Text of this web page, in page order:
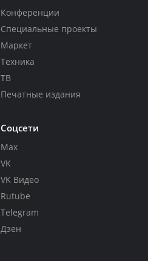
Конференции
Специальные проекты
Маркет
Техника
ТВ
Печатные издания
Соцсети
Max
VK
VK Видео
Rutube
Telegram
Дзен